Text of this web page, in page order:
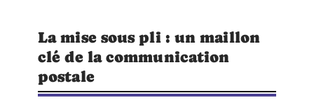
La mise sous pli : un maillon
clé de la communication
postale